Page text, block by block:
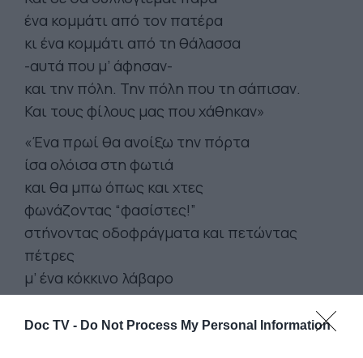
Doc TV - Do Not Process My Personal Information
ένα κομμάτι από τον πατέρα
κι ένα κομμάτι από τη θάλασσα
-αυτά που μ’ άφησαν-
και την πόλη. Την πόλη που τη σάπισαν.
Και τους φίλους μας που χάθηκαν»
«Ένα πρωί θα ανοίξω την πόρτα
ίσα ολόισα στη φωτιά
και θα μπω όπως και χτες
φωνάζοντας “φασίστες!”
στήνοντας οδοφράγματα και πετώντας
πέτρες
μ’ ένα κόκκινο λάβαρο
ψηλά να γυαλίζει στον ήλιο»